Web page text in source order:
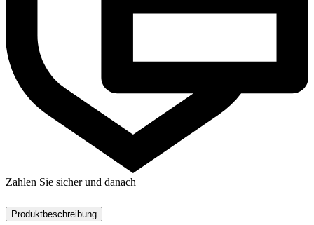
Zahlen Sie sicher und danach
Produktbeschreibung